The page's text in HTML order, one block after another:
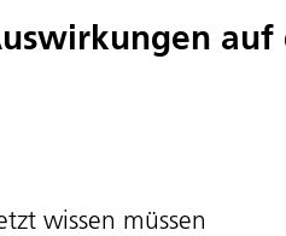
auf
wissen müssen